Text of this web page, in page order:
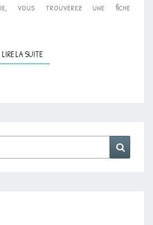
vous trouverez une fiche
LIRE LA SUITELIRE LA SUITE